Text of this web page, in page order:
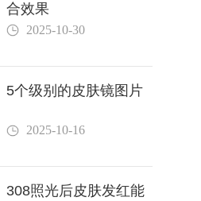
合效果
2025-10-30
5个级别的皮肤镜图片
2025-10-16
308照光后皮肤发红能